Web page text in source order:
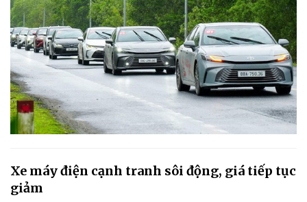
Xe máy điện cạnh tranh sôi động, giá tiếp tục
giảm